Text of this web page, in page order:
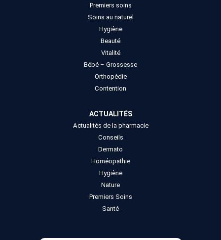
Premiers soins
Soins au naturel
Hygiène
Beauté
Vitalité
Bébé – Grossesse
Orthopédie
Contention
ACTUALITÉS
Actualités de la pharmacie
Conseils
Dermato
Homéopathie
Hygiène
Nature
Premiers Soins
Santé